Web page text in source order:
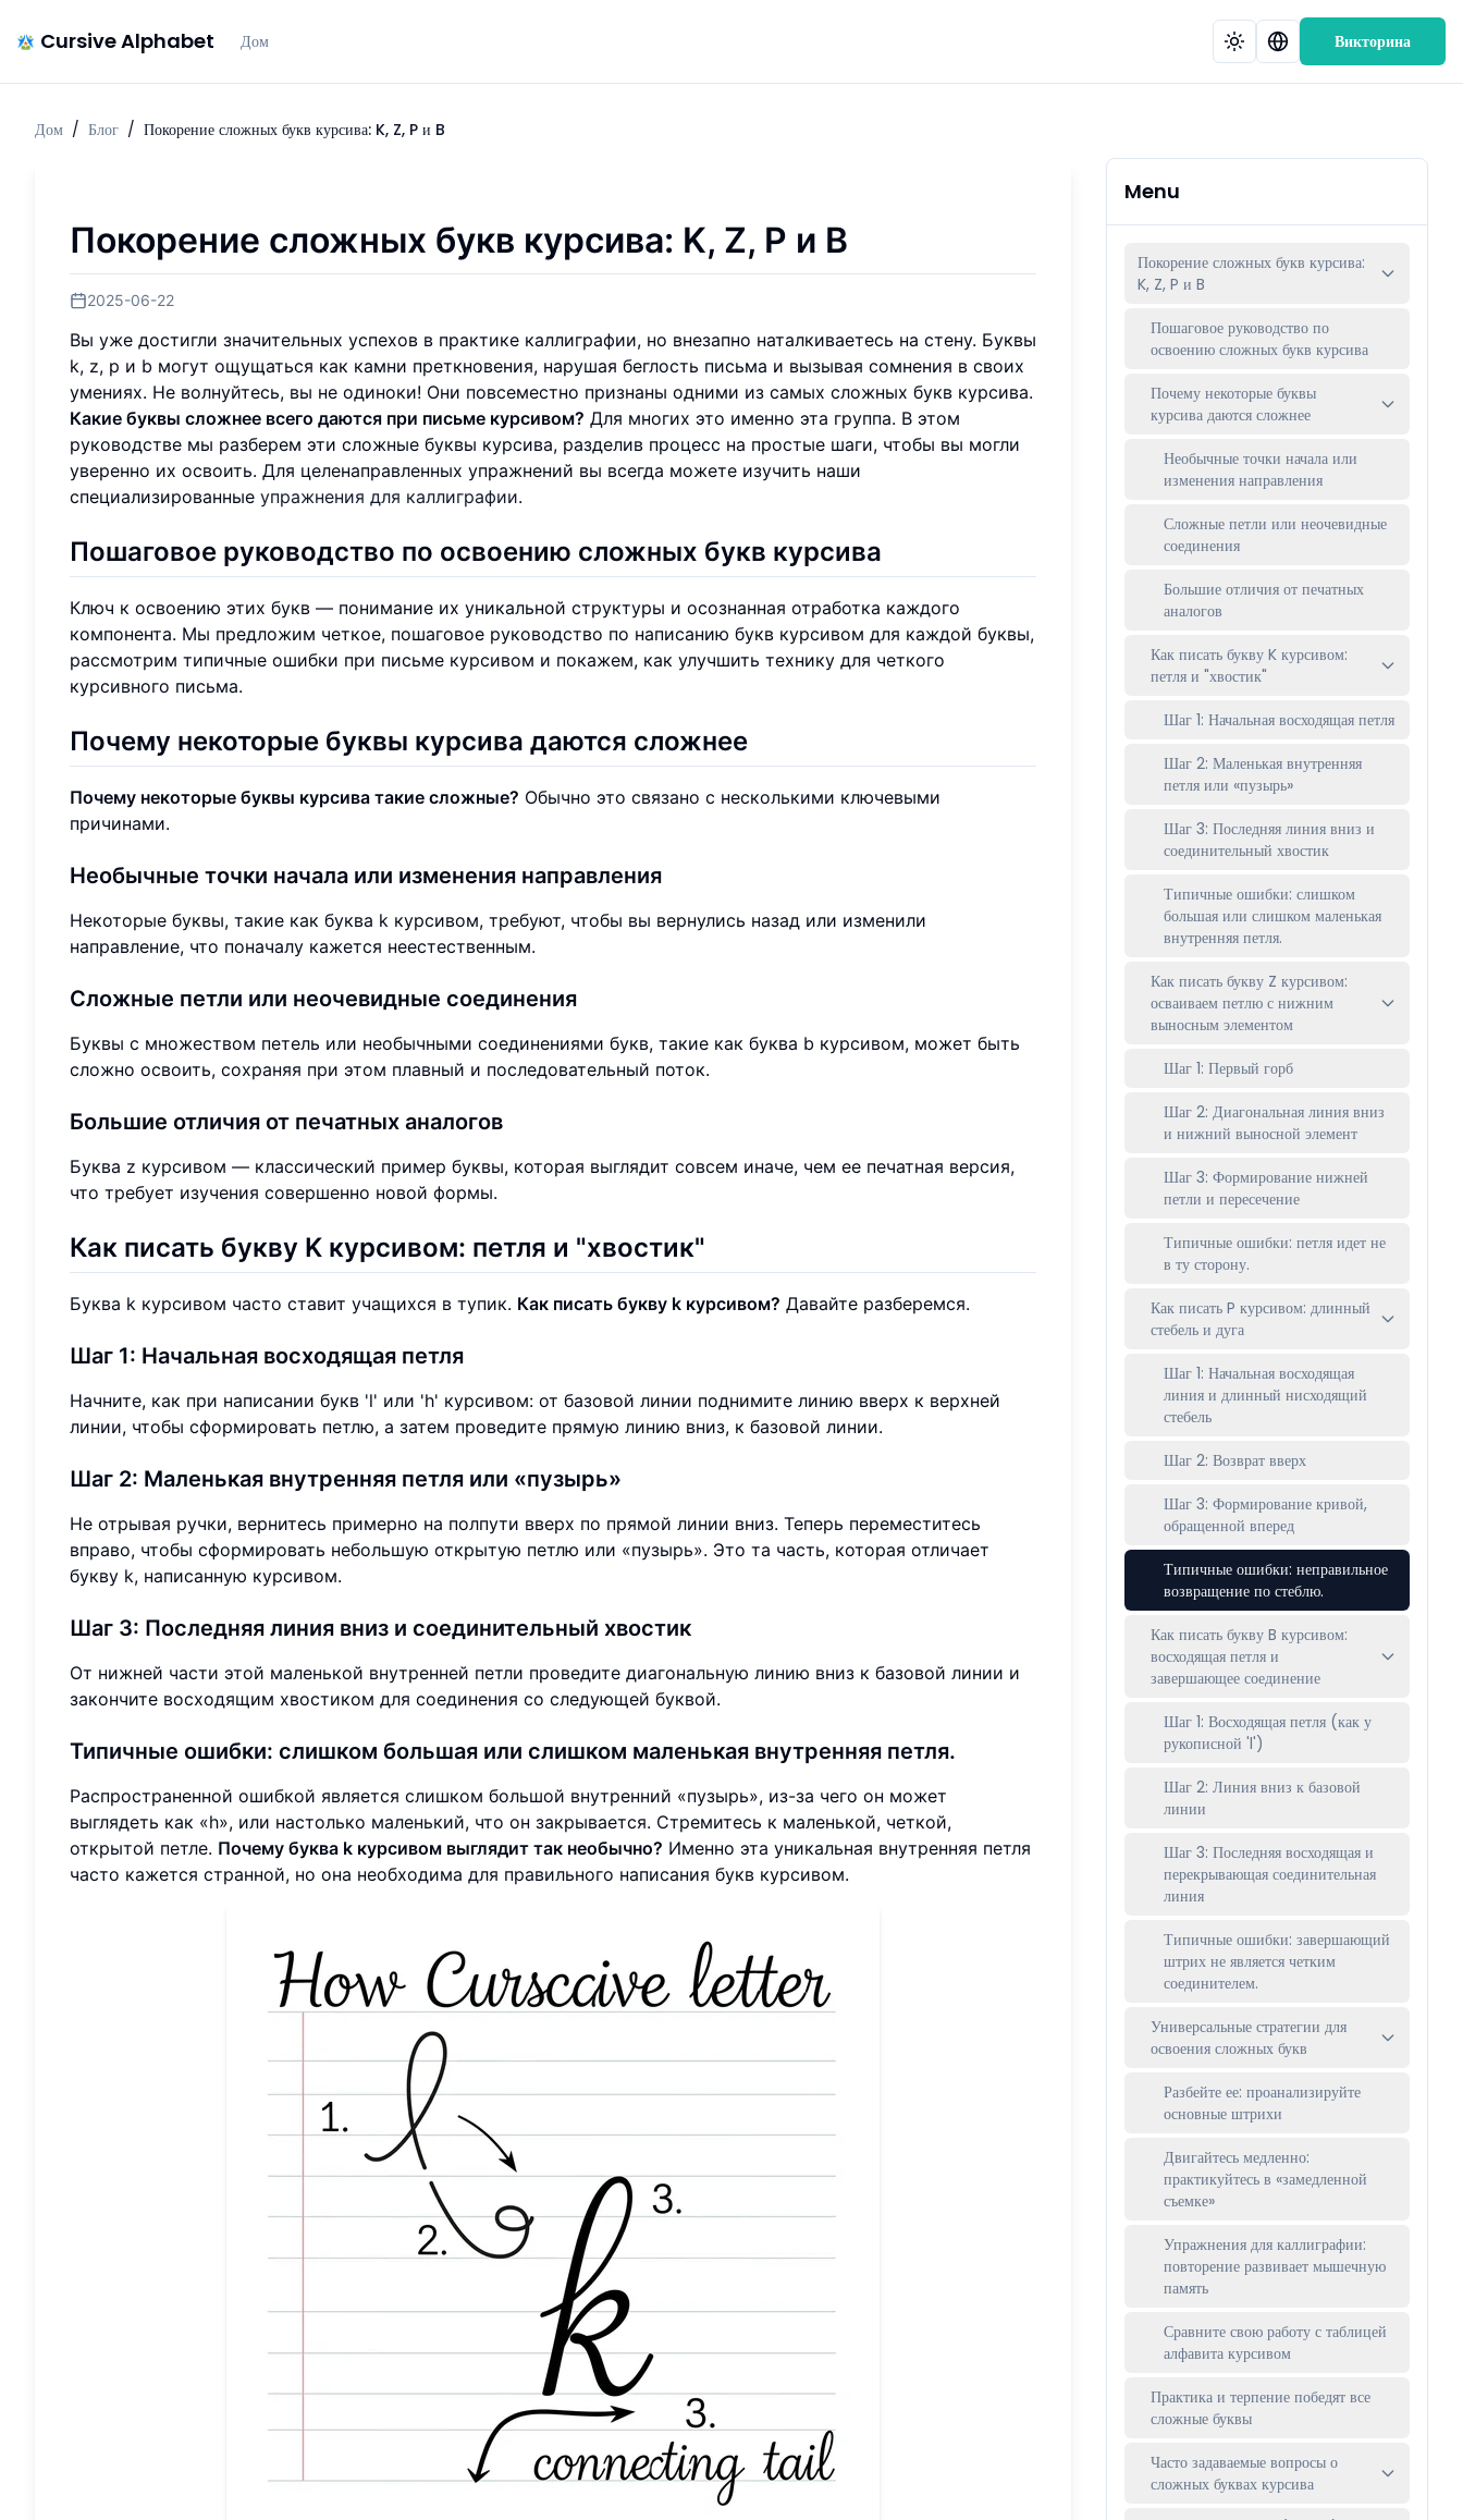
Cursive Alphabet Дом Викторина
Дом / Блог / Покорение сложных букв курсива: K, Z, P и B
Покорение сложных букв курсива: K, Z, P и B
2025-06-22
Вы уже достигли значительных успехов в практике каллиграфии, но внезапно наталкиваетесь на стену. Буквы
k, z, p и b могут ощущаться как камни преткновения, нарушая беглость письма и вызывая сомнения в своих
умениях. Не волнуйтесь, вы не одиноки! Они повсеместно признаны одними из самых сложных букв курсива.
Какие буквы сложнее всего даются при письме курсивом? Для многих это именно эта группа. В этом
руководстве мы разберем эти сложные буквы курсива, разделив процесс на простые шаги, чтобы вы могли
уверенно их освоить. Для целенаправленных упражнений вы всегда можете изучить наши
специализированные упражнения для каллиграфии.
Пошаговое руководство по освоению сложных букв курсива
Ключ к освоению этих букв — понимание их уникальной структуры и осознанная отработка каждого
компонента. Мы предложим четкое, пошаговое руководство по написанию букв курсивом для каждой буквы,
рассмотрим типичные ошибки при письме курсивом и покажем, как улучшить технику для четкого
курсивного письма.
Почему некоторые буквы курсива даются сложнее
Почему некоторые буквы курсива такие сложные? Обычно это связано с несколькими ключевыми
причинами.
Необычные точки начала или изменения направления
Некоторые буквы, такие как буква k курсивом, требуют, чтобы вы вернулись назад или изменили
направление, что поначалу кажется неестественным.
Сложные петли или неочевидные соединения
Буквы с множеством петель или необычными соединениями букв, такие как буква b курсивом, может быть
сложно освоить, сохраняя при этом плавный и последовательный поток.
Большие отличия от печатных аналогов
Буква z курсивом — классический пример буквы, которая выглядит совсем иначе, чем ее печатная версия,
что требует изучения совершенно новой формы.
Как писать букву K курсивом: петля и "хвостик"
Буква k курсивом часто ставит учащихся в тупик. Как писать букву k курсивом? Давайте разберемся.
Шаг 1: Начальная восходящая петля
Начните, как при написании букв 'l' или 'h' курсивом: от базовой линии поднимите линию вверх к верхней
линии, чтобы сформировать петлю, а затем проведите прямую линию вниз, к базовой линии.
Шаг 2: Маленькая внутренняя петля или «пузырь»
Не отрывая ручки, вернитесь примерно на полпути вверх по прямой линии вниз. Теперь переместитесь
вправо, чтобы сформировать небольшую открытую петлю или «пузырь». Это та часть, которая отличает
букву k, написанную курсивом.
Шаг 3: Последняя линия вниз и соединительный хвостик
От нижней части этой маленькой внутренней петли проведите диагональную линию вниз к базовой линии и
закончите восходящим хвостиком для соединения со следующей буквой.
Типичные ошибки: слишком большая или слишком маленькая внутренняя петля.
Распространенной ошибкой является слишком большой внутренний «пузырь», из-за чего он может
выглядеть как «h», или настолько маленький, что он закрывается. Стремитесь к маленькой, четкой,
открытой петле. Почему буква k курсивом выглядит так необычно? Именно эта уникальная внутренняя петля
часто кажется странной, но она необходима для правильного написания букв курсивом.
Menu
Покорение сложных букв курсива:
K, Z, P и B
Пошаговое руководство по
освоению сложных букв курсива
Почему некоторые буквы
курсива даются сложнее
Необычные точки начала или
изменения направления
Сложные петли или неочевидные
соединения
Большие отличия от печатных
аналогов
Как писать букву K курсивом:
петля и "хвостик"
Шаг 1: Начальная восходящая петля
Шаг 2: Маленькая внутренняя
петля или «пузырь»
Шаг 3: Последняя линия вниз и
соединительный хвостик
Типичные ошибки: слишком
большая или слишком маленькая
внутренняя петля.
Как писать букву Z курсивом:
осваиваем петлю с нижним
выносным элементом
Шаг 1: Первый горб
Шаг 2: Диагональная линия вниз
и нижний выносной элемент
Шаг 3: Формирование нижней
петли и пересечение
Типичные ошибки: петля идет не
в ту сторону.
Как писать P курсивом: длинный
стебель и дуга
Шаг 1: Начальная восходящая
линия и длинный нисходящий
стебель
Шаг 2: Возврат вверх
Шаг 3: Формирование кривой,
обращенной вперед
Типичные ошибки: неправильное
возвращение по стеблю.
Как писать букву B курсивом:
восходящая петля и
завершающее соединение
Шаг 1: Восходящая петля (как у
рукописной 'l')
Шаг 2: Линия вниз к базовой
линии
Шаг 3: Последняя восходящая и
перекрывающая соединительная
линия
Типичные ошибки: завершающий
штрих не является четким
соединителем.
Универсальные стратегии для
освоения сложных букв
Разбейте ее: проанализируйте
основные штрихи
Двигайтесь медленно:
практикуйтесь в «замедленной
съемке»
Упражнения для каллиграфии:
повторение развивает мышечную
память
Сравните свою работу с таблицей
алфавита курсивом
Практика и терпение победят все
сложные буквы
Часто задаваемые вопросы о
сложных буквах курсива